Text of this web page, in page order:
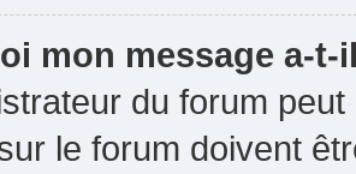
mon message a-t-
du forum
le forum doivent